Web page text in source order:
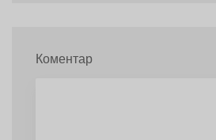
Коментар